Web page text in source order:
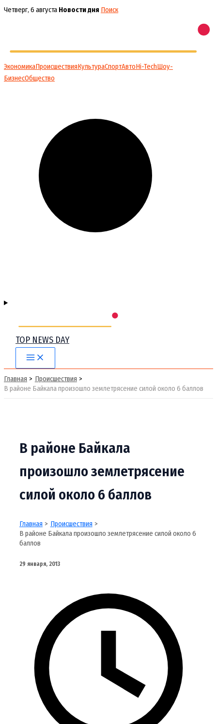
Перейти
Четверг, 6 августа Новости дня Поиск
ЭкономикаПроисшествияКультураСпортАвтоHi-TechШоу-
БизнесОбщество
TOP NEWS DAY
Main
Menu
Главная
Происшествия
В районе Байкала произошло землетрясение силой около 6 баллов
В районе Байкала
произошло землетрясение
силой около 6 баллов
Главная
Происшествия
В районе Байкала произошло землетрясение силой около 6
баллов
29 января, 2013